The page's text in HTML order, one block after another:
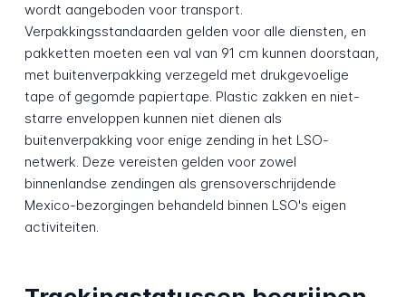
wordt aangeboden voor transport.
Verpakkingsstandaarden gelden voor alle diensten, en
pakketten moeten een val van 91 cm kunnen doorstaan,
met buitenverpakking verzegeld met drukgevoelige
tape of gegomde papiertape. Plastic zakken en niet-
starre enveloppen kunnen niet dienen als
buitenverpakking voor enige zending in het LSO-
netwerk. Deze vereisten gelden voor zowel
binnenlandse zendingen als grensoverschrijdende
Mexico-bezorgingen behandeld binnen LSO's eigen
activiteiten.